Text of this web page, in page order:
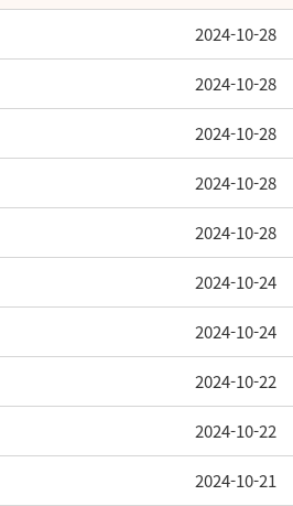
2024-10-28
2024-10-28
2024-10-28
2024-10-28
2024-10-28
2024-10-24
2024-10-24
2024-10-22
2024-10-22
2024-10-21